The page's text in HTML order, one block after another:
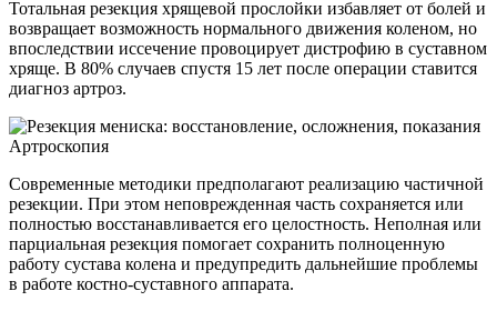
Тотальная резекция хрящевой прослойки избавляет от болей и
возвращает возможность нормального движения коленом, но
впоследствии иссечение провоцирует дистрофию в суставном
хряще. В 80% случаев спустя 15 лет после операции ставится
диагноз артроз.
Артроскопия
Современные методики предполагают реализацию частичной
резекции. При этом неповрежденная часть сохраняется или
полностью восстанавливается его целостность. Неполная или
парциальная резекция помогает сохранить полноценную
работу сустава колена и предупредить дальнейшие проблемы
в работе костно-суставного аппарата.